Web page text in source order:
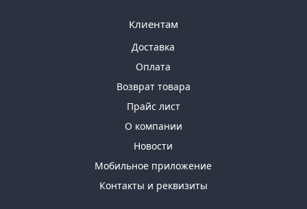
Клиентам
Доставка
Оплата
Возврат товара
Прайс лист
О компании
Новости
Мобильное приложение
Контакты и реквизиты